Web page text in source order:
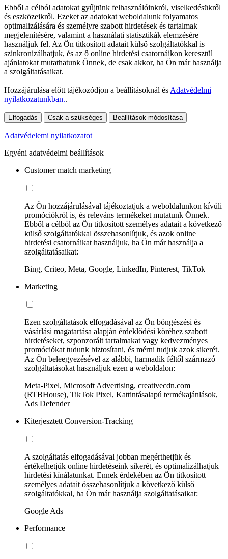
Ebből a célból adatokat gyűjtünk felhasználóinkról, viselkedésükről
és eszközeikről. Ezeket az adatokat weboldalunk folyamatos
optimalizálására és személyre szabott hirdetések és tartalmak
megjelenítésére, valamint a használati statisztikák elemzésére
használjuk fel. Az Ön titkosított adatait külső szolgáltatókkal is
szinkronizálhatjuk, és az ő online hirdetési csatornáikon keresztül
ajánlatokat mutathatunk Önnek, de csak akkor, ha Ön már használja
a szolgáltatásaikat.
Hozzájárulása előtt tájékozódjon a beállításoknál és Adatvédelmi
nyilatkozatunkban..
Elfogadás Csak a szükséges Beállítások módosítása
Adatvédelemi nyilatkozatot
Egyéni adatvédelmi beállítások
Customer match marketing
Az Ön hozzájárulásával tájékoztatjuk a weboldalunkon kívüli
promóciókról is, és releváns termékeket mutatunk Önnek.
Ebből a célból az Ön titkosított személyes adatait a következő
külső szolgáltatókkal összehasonlítjuk, és azok online
hirdetési csatornáikat használjuk, ha Ön már használja a
szolgáltatásaikat:
Bing, Criteo, Meta, Google, LinkedIn, Pinterest, TikTok
Marketing
Ezen szolgáltatások elfogadásával az Ön böngészési és
vásárlási magatartása alapján érdeklődési köréhez szabott
hirdetéseket, szponzorált tartalmakat vagy kedvezményes
promóciókat tudunk biztosítani, és mérni tudjuk azok sikerét.
Az Ön beleegyezésével az alábbi, harmadik féltől származó
szolgáltatásokat használjuk ezen a weboldalon:
Meta-Pixel, Microsoft Advertising, creativecdn.com
(RTBHouse), TikTok Pixel, Kattintásalapú termékajánlások,
Ads Defender
Kiterjesztett Conversion-Tracking
A szolgáltatás elfogadásával jobban megérthetjük és
értékelhetjük online hirdetéseink sikerét, és optimalizálhatjuk
hirdetési kínálatunkat. Ennek érdekében az Ön titkosított
személyes adatait összehasonlítjuk a következő külső
szolgáltatókkal, ha Ön már használja szolgáltatásaikat:
Google Ads
Performance